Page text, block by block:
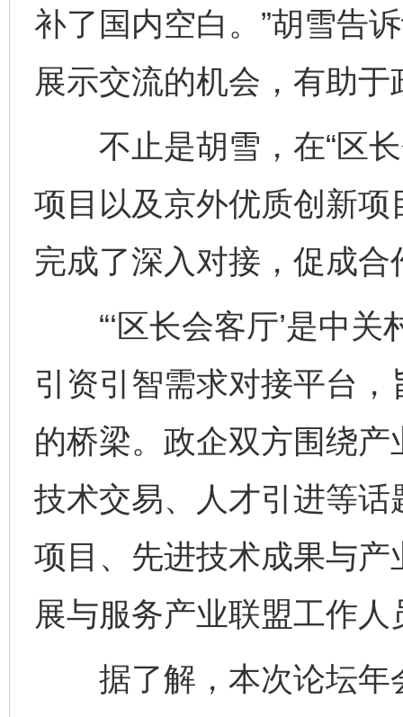
补了国内空白。”胡雪告
展示交流的机会，有助
不止是胡雪，在“区长
项目以及京外优质创新
完成了深入对接，促成合
“‘区长会客厅’是中关
引资引智需求对接平台
的桥梁。政企双方围绕
技术交易、人才引进等
项目、先进技术成果与产
展与服务产业联盟工作
据了解，本次论坛年